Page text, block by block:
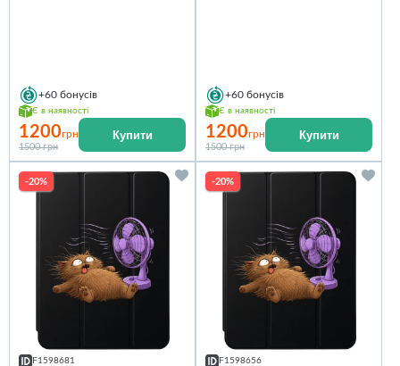
+60 бонусів
Є в наявності
1200грн
1500 грн
Купити
+60 бонусів
Є в наявності
1200грн
1500 грн
Купити
-20%
F1598681
-20%
F1598656